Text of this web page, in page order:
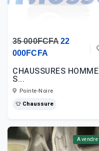
35 000FCFA 22
000FCFA
CHAUSSURES HOMME
S...
Pointe-Noire
👕 Chaussure
A vendre